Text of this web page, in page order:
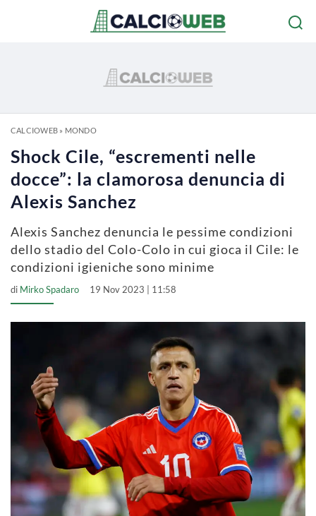
CALCIOWEB» MONDO
Shock Cile, “escrementi nelle
docce”: la clamorosa denuncia di
Alexis Sanchez
Alexis Sanchez denuncia le pessime condizioni
dello stadio del Colo-Colo in cui gioca il Cile: le
condizioni igieniche sono minime
di Mirko Spadaro 19 Nov 2023 | 11:58